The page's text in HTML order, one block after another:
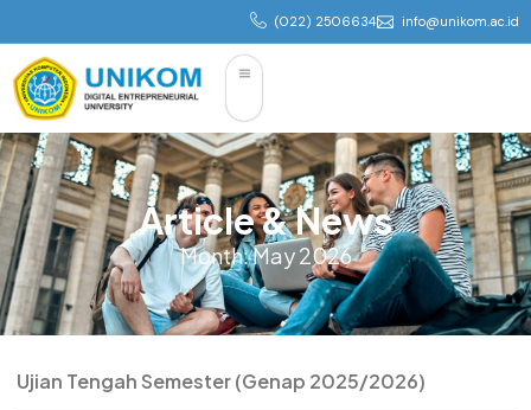
(022) 2506634 info@unikom.ac.id
Article & News
Month: May 2026
Ujian Tengah Semester (Genap 2025/2026)